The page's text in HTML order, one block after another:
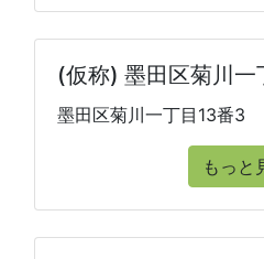
(仮称) 墨田区菊川
墨田区菊川一丁目13番3
もっと